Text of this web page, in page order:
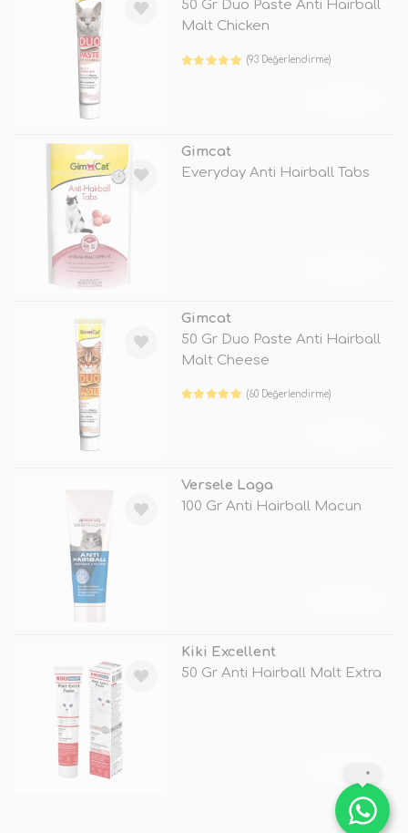
50 Gr Duo Paste Anti Hairball
Malt Chicken
(93 Değerlendirme)
Gimcat
Everyday Anti Hairball Tabs
Gimcat
50 Gr Duo Paste Anti Hairball
Malt Cheese
(60 Değerlendirme)
Versele Laga
100 Gr Anti Hairball Macun
Kiki Excellent
50 Gr Anti Hairball Malt Extra
TÜKENDİ